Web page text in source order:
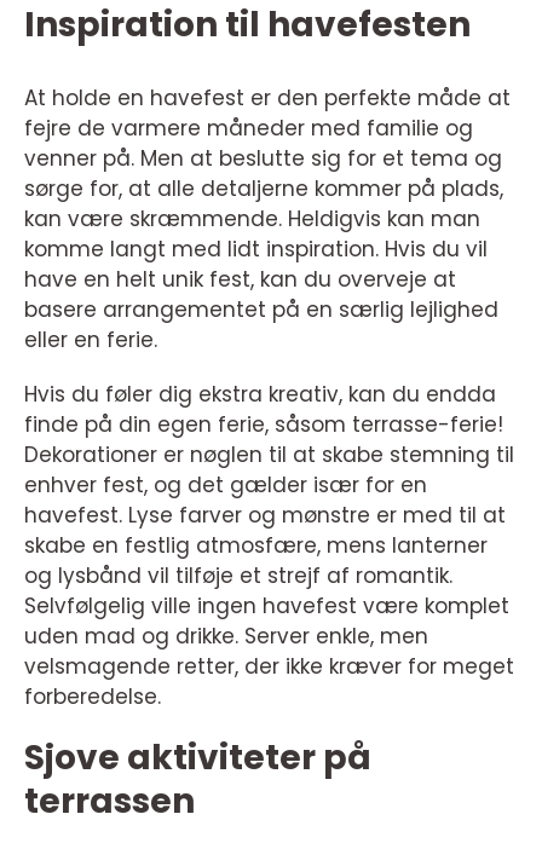
Inspiration til havefesten
At holde en havefest er den perfekte måde at
fejre de varmere måneder med familie og
venner på. Men at beslutte sig for et tema og
sørge for, at alle detaljerne kommer på plads,
kan være skræmmende. Heldigvis kan man
komme langt med lidt inspiration. Hvis du vil
have en helt unik fest, kan du overveje at
basere arrangementet på en særlig lejlighed
eller en ferie.
Hvis du føler dig ekstra kreativ, kan du endda
finde på din egen ferie, såsom terrasse-ferie!
Dekorationer er nøglen til at skabe stemning til
enhver fest, og det gælder især for en
havefest. Lyse farver og mønstre er med til at
skabe en festlig atmosfære, mens lanterner
og lysbånd vil tilføje et strejf af romantik.
Selvfølgelig ville ingen havefest være komplet
uden mad og drikke. Server enkle, men
velsmagende retter, der ikke kræver for meget
forberedelse.
Sjove aktiviteter på
terrassen